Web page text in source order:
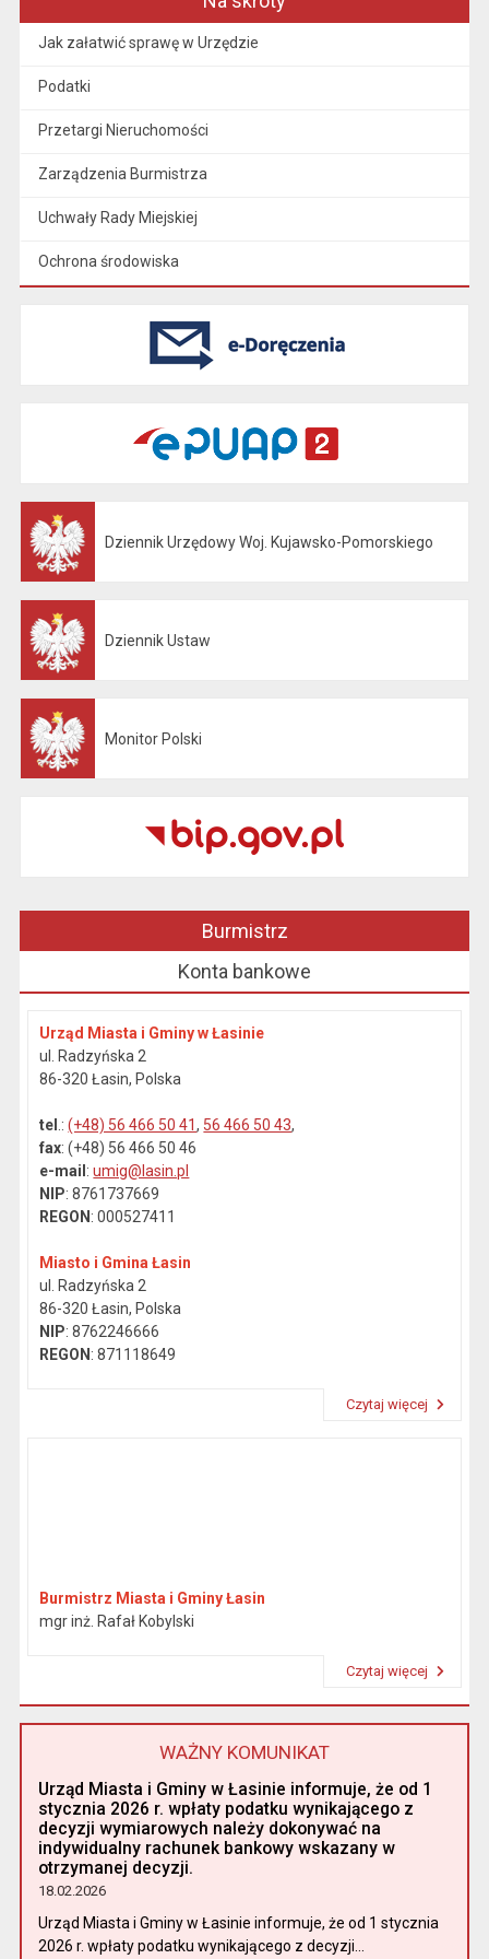
Jak załatwić sprawę w Urzędzie
Podatki
Przetargi Nieruchomości
Zarządzenia Burmistrza
Uchwały Rady Miejskiej
Ochrona środowiska
Dziennik Urzędowy Woj. Kujawsko-Pomorskiego
Dziennik Ustaw
Monitor Polski
Burmistrz
Konta bankowe
Urząd Miasta i Gminy w Łasinie
ul. Radzyńska 2
86-320 Łasin, Polska
tel .:(+48) 56 466 50 41, 56 466 50 43,
fax: (+48) 56 466 50 46
e-mail :umig@lasin.pl
NIP: 8761737669
REGON : 000527411
Miasto i Gmina Łasin
ul. Radzyńska 2
86-320 Łasin, Polska
NIP: 8762246666
REGON : 871118649
Czytaj więcej
Burmistrz Miasta i Gminy Łasin
mgr inż. Rafał Kobylski
Czytaj więcej
WAŻNY KOMUNIKAT
Urząd Miasta i Gminy w Łasinie informuje, że od 1
stycznia 2026 r. wpłaty podatku wynikającego z
decyzji wymiarowych należy dokonywać na
indywidualny rachunek bankowy wskazany w
otrzymanej decyzji.
18.02.2026
Urząd Miasta i Gminy w Łasinie informuje, że od 1 stycznia
2026 r. wpłaty podatku wynikającego z decyzji...